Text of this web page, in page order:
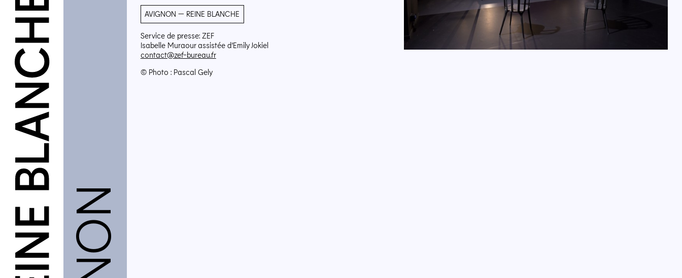
AVIGNON — REINE BLANCHE
Service de presse: ZEF
Isabelle Muraour assistée d’Emily Jokiel
contact@​zef-​bureau.​fr
© Photo : Pascal Gely